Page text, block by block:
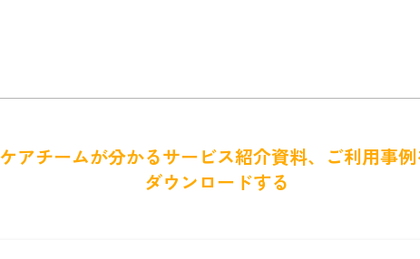
ケアチームが分かるサービス紹介資料、ご利用事
ダウンロードする